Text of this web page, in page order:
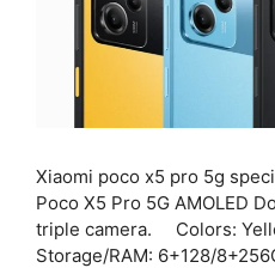
Xiaomi poco x5 pro 5g
Poco X5 Pro 5G AMOLED
triple camera. Colors:
Storage/RAM: 6+128/